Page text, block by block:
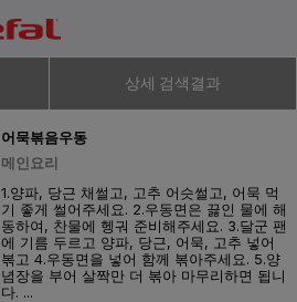
상세 검색결과
어묵볶음우동
메인요리
1.양파, 당근 채썰고, 고추 어슷썰고, 어묵 먹
기 좋게 썰어주세요. 2.우동면은 끓인 물에 해
동하여, 찬물에 헹궈 준비해주세요. 3.달군 팬
에 기름 두르고 양파, 당근, 어묵, 고추 넣어
볶고 4.우동면을 넣어 함께 볶아주세요. 5.양
념장을 부어 살짝만 더 볶아 마무리하면 됩니
다. ...